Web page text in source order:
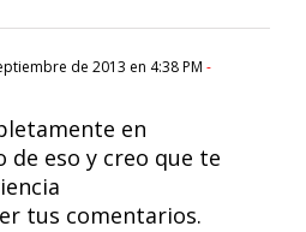
de 2013 en 4:38 PM -
en
de eso y creo que te
tus comentarios.